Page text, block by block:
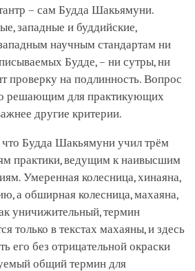
– сам Будда Шакьямуни.
западные и буддийские,
научным стандартам ни
Будде, – ни сутры, ни
проверку на подлинность. Вопрос
решающим для практикующих
другие критерии.
Будда Шакьямуни учил трём
практики, ведущим к наивысшим
Умеренная колесница, хинаяна,
а обширная колесница, махаяна,
уничижительный, термин
только в текстах махаяны, и здесь
его без отрицательной окраски
общий термин для